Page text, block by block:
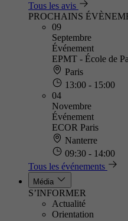
Tous les avis
PROCHAINS
09
Septembre
Événement
EPMT - École de
Paris
13:00 - 15:00
04
Novembre
Événement
ECOR Paris
Nanterre
09:30 - 14:00
Tous les événements
Média
S’INFORMER
Actualité
Orientation